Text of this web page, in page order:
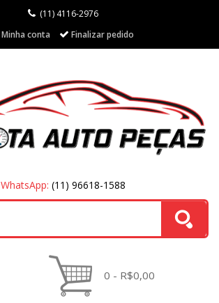
(11) 4116-2976
Minha conta
Finalizar pedido
WhatsApp: (11) 96618-1588
0 - R$0,00